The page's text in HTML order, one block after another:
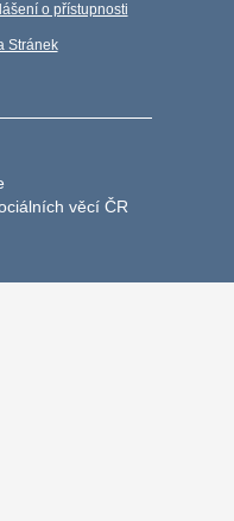
o přístupnosti
Stránek
věcí ČR